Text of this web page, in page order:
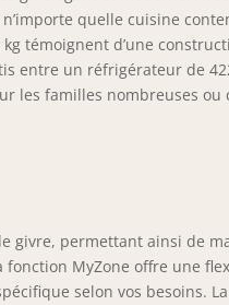
quelle cuisine
témoignent d’une
entre un réfrigérateur de
les familles nombreuses ou
givre, permettant ainsi de
fonction MyZone offre une
selon vos besoins.